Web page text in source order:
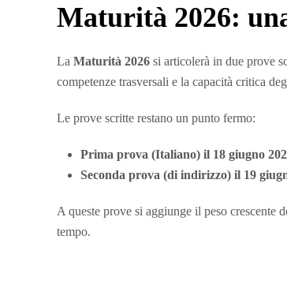
Maturità 2026:
La Maturità 2026 si articolerà in due prove
competenze trasversali e la capacità critica
Le prove scritte restano un punto fermo:
Prima prova (Italiano) il 18 giugno
Seconda prova (di indirizzo) il 19
A queste prove si aggiunge il peso crescente
tempo.